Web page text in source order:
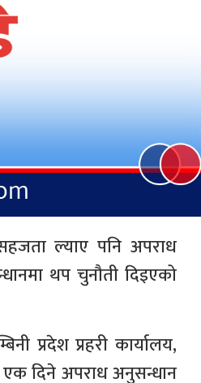
ल्याए पनि अपराध
थप चुनौती दिइएको
प्रदेश प्रहरी कार्यालय,
दिने अपराध अनुसन्धान